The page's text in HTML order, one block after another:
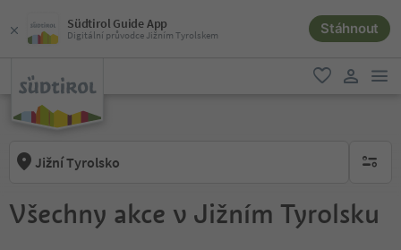
Südtirol Guide App
Digitální průvodce Jižním Tyrolskem Stáhnout
oblíbené
Jižní Tyrolsko brak
Všechny akce v Jižním Tyrolsku